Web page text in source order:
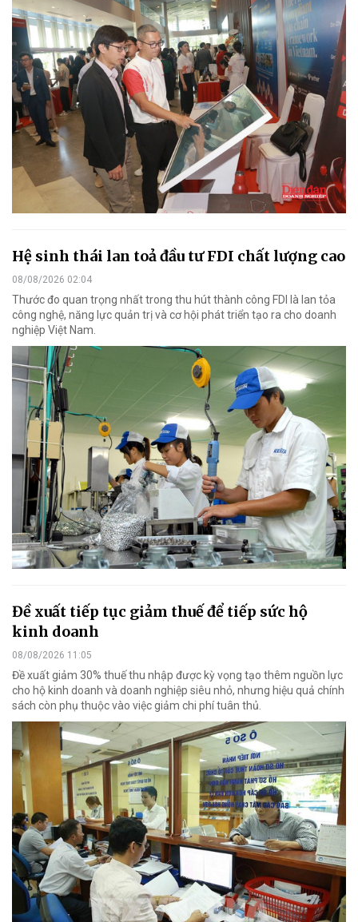
Hệ sinh thái lan toả đầu tư FDI chất lượng cao
08/08/2026 02:04
Thước đo quan trọng nhất trong thu hút thành công FDI là lan tỏa
công nghệ, năng lực quản trị và cơ hội phát triển tạo ra cho doanh
nghiệp Việt Nam.
Đề xuất tiếp tục giảm thuế để tiếp sức hộ
kinh doanh
08/08/2026 11:05
Đề xuất giảm 30% thuế thu nhập được kỳ vọng tạo thêm nguồn lực
cho hộ kinh doanh và doanh nghiệp siêu nhỏ, nhưng hiệu quả chính
sách còn phụ thuộc vào việc giảm chi phí tuân thủ.